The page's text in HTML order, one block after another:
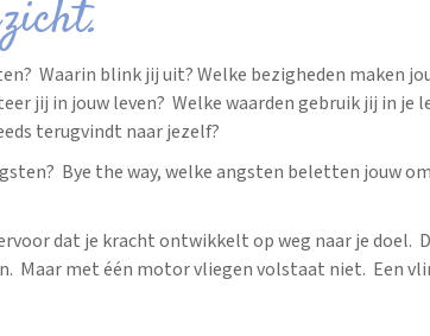
Waarin blink jij uit? Welke bezigheden maken
jij in jouw leven? Welke waarden gebruik jij in je
terugvindt naar jezelf?
Bye the way, welke angsten beletten jouw
dat je kracht ontwikkelt op weg naar je doel.
Maar met één motor vliegen volstaat niet. Een